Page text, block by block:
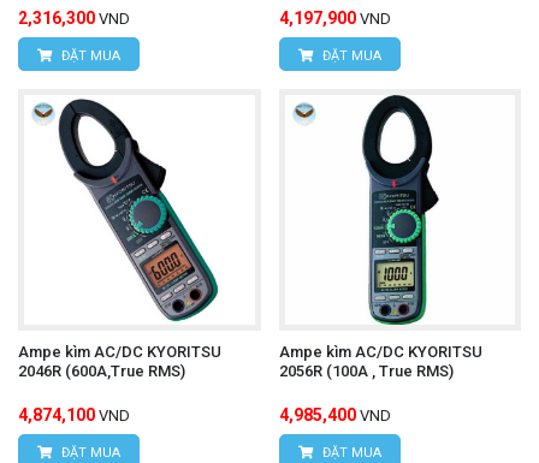
2,316,300 VND
ĐẶT MUA
4,197,900 VND
ĐẶT MUA
Ampe kìm AC/DC KYORITSU
2046R (600A,True RMS)
4,874,100 VND
ĐẶT MUA
Ampe kìm AC/DC KYORITSU
2056R (100A , True RMS)
4,985,400 VND
ĐẶT MUA